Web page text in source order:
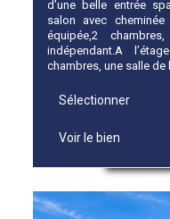
d’une belle entrée
salon avec
équipée,2
indépendant.A
chambres, une salle de
Sélectionner
Voir le bien